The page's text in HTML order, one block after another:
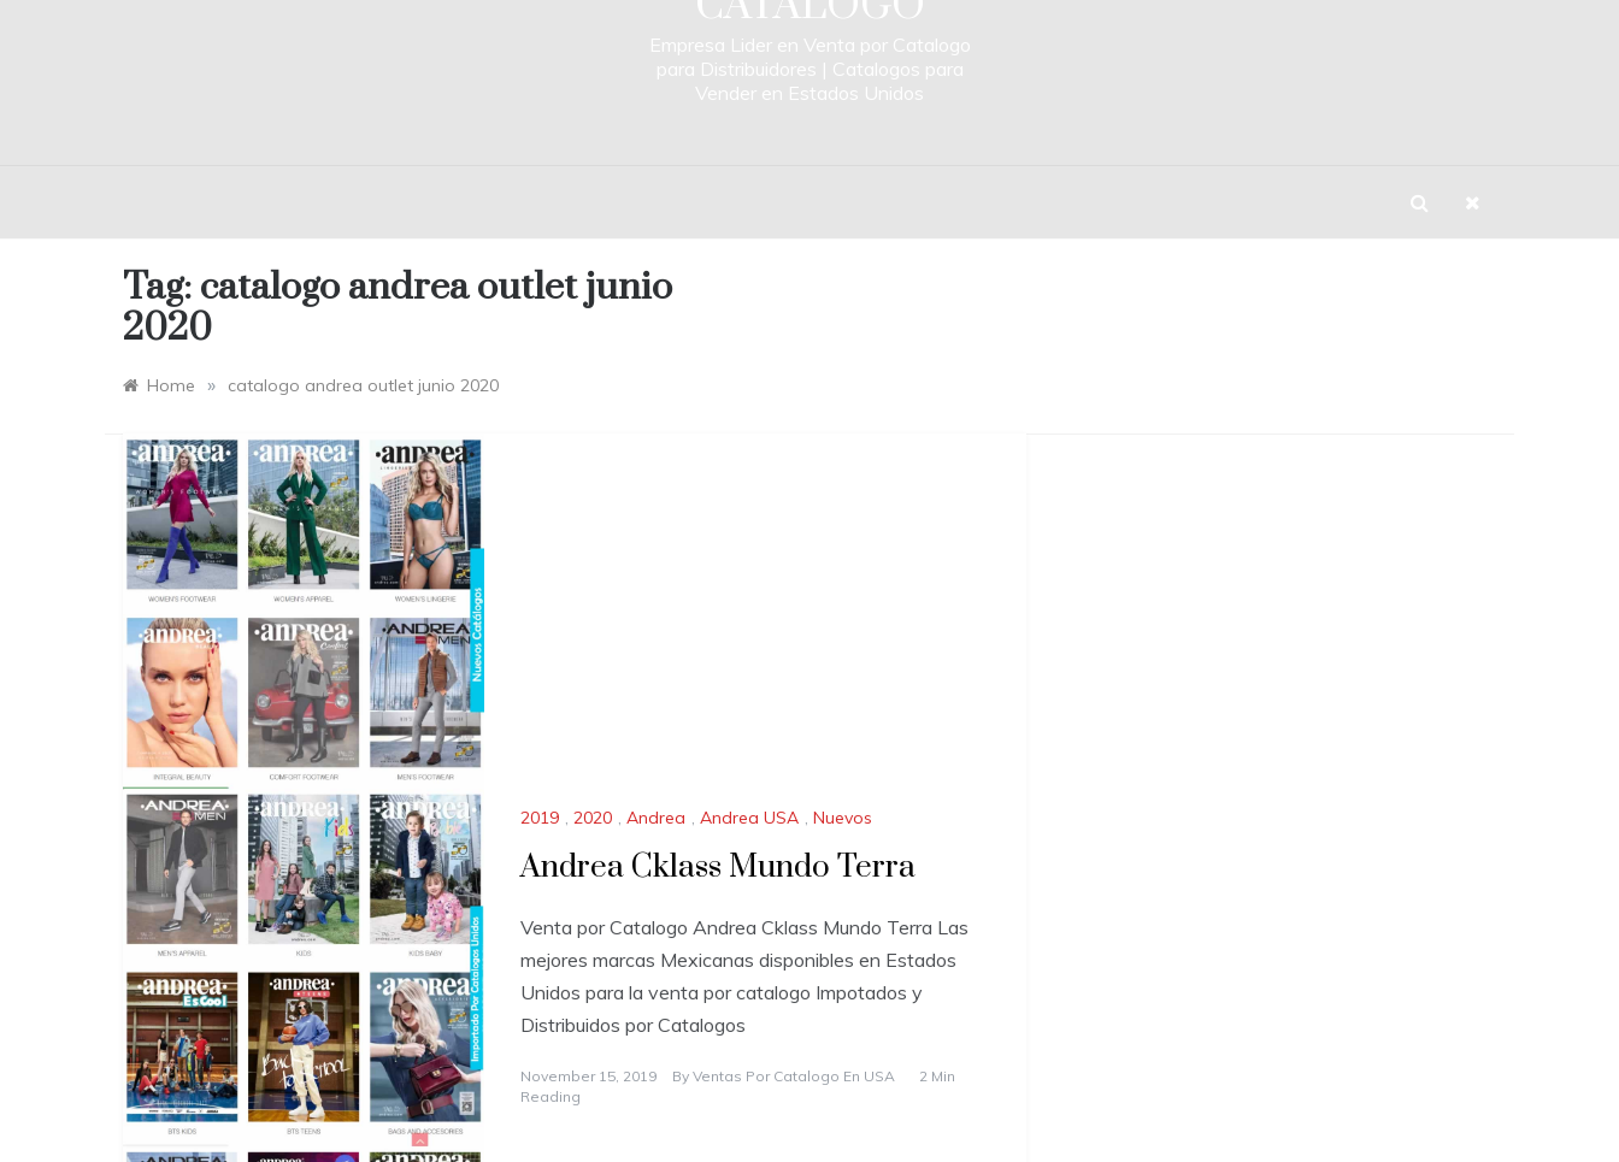
Empresa Lider en Venta por Catalogo
para Distribuidores | Catalogos para
Vender en Estados Unidos
Tag: catalogo andrea outlet junio
2020
Home » catalogo andrea outlet junio 2020
2019 , 2020 , Andrea , Andrea USA , Nuevos
Andrea Cklass Mundo Terra
Venta por Catalogo Andrea Cklass Mundo Terra Las
mejores marcas Mexicanas disponibles en Estados
Unidos para la venta por catalogo Impotados y
Distribuidos por Catalogos
November 15, 2019 By Ventas Por Catalogo En USA
2 Min
Reading